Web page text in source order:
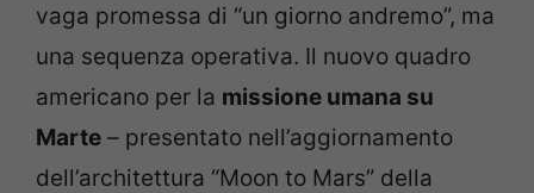
vaga promessa di “un giorno andremo”, ma
una sequenza operativa. Il nuovo quadro
americano per la missione umana su
Marte – presentato nell’aggiornamento
dell’architettura “Moon to Mars” della